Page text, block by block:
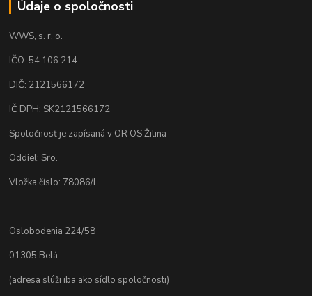
Údaje o spoločnosti
WWS, s. r. o.
IČO: 54 106 214
DIČ: 2121566172
IČ DPH: SK2121566172
Spoločnosť je zapísaná v OR OS Žilina
Oddiel: Sro.
Vložka číslo: 78086/L
Oslobodenia 224/58
01305 Belá
(adresa slúži iba ako sídlo spoločnosti)